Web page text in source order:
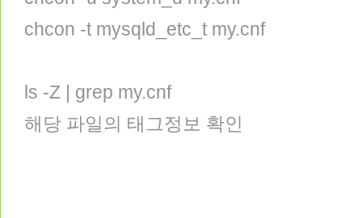
chcon -t mysqld_etc_t my.cnf
ls -Z | grep my.cnf
해당 파일의 태그정보 확인